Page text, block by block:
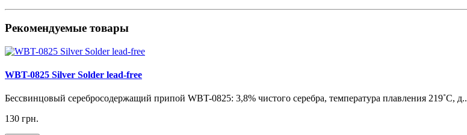
Рекомендуемые товары
WBT-0825 Silver Solder lead-free
Бессвинцовый серебросодержащий припой WBT-0825: 3,8% чистого серебра, температура плавления 219˚C, д..
130 грн.